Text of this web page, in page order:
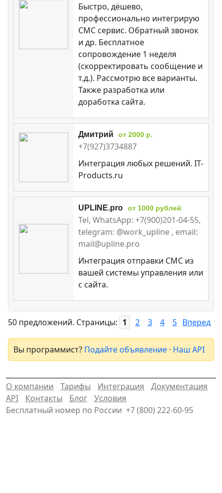
Быстро, дёшево,
профессионально интегрирую
СМС сервис. Обратный звонок
и др. Бесплатное
сопровождение 1 неделя
(скорректировать сообщение и
т.д.). Рассмотрю все варианты.
Также разработка или
доработка сайта.
Дмитрий от 2000 р.
+7(927)3734887
Интеграция любых решений. IT-
Products.ru
UPLINE.pro от 1000 рублей
Tel, WhatsApp: +7(900)201-04-55,
telegram: @work_upline , email:
mail@upline.pro
Интеграция отправки СМС из
вашей системы управления или
с сайта.
50 предложений. Страницы: 1 2 3 4 5 Вперед
Вы программист? Подайте объявление · Наш API
О компании Тарифы Интеграция
Документация
API
Контакты Блог
Условия
Бесплатный номер по России +7 (800) 222-60-95